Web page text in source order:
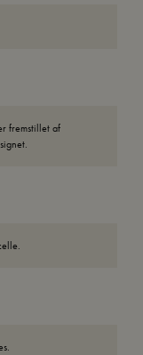
fremstillet af